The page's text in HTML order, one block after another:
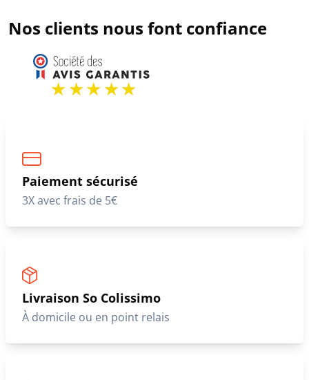
Nos clients nous font confiance
Paiement sécurisé
3X avec frais de 5€
Livraison So Colissimo
À domicile ou en point relais